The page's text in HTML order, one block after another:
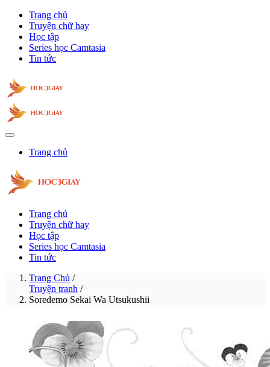
Trang chủ
Truyện chữ hay
Học tập
Series học Camtasia
Tin tức
Trang chủ
Trang chủ
Truyện chữ hay
Học tập
Series học Camtasia
Tin tức
Trang Chủ /
Truyện tranh /
Soredemo Sekai Wa Utsukushii